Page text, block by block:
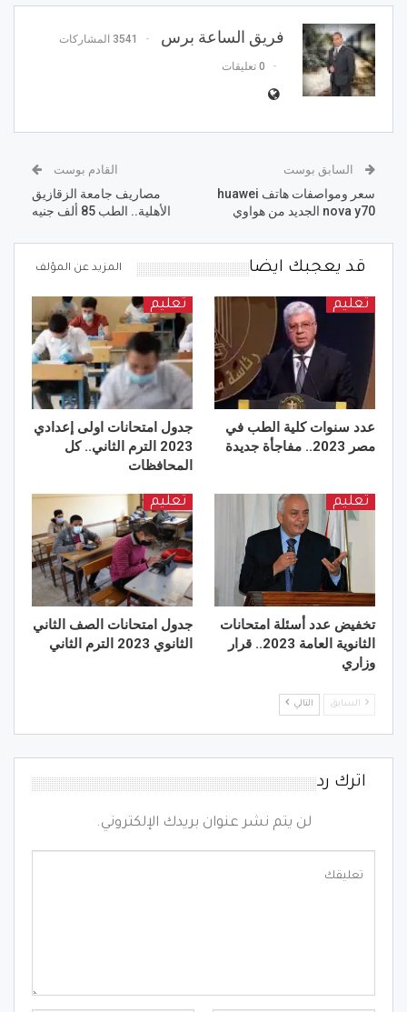
فريق الساعة برس 3541 المشاركات
0 تعليقات
السابق بوست
سعر ومواصفات هاتف huawei
nova y70 الجديد من هواوي
القادم بوست
مصاريف جامعة الزقازيق
الأهلية.. الطب 85 ألف جنيه
قد يعجبك ايضا المزيد عن المؤلف
تعليم
عدد سنوات كلية الطب في
مصر 2023.. مفاجأة جديدة
تعليم
جدول امتحانات اولى إعدادي
2023 الترم الثاني.. كل
المحافظات
تعليم
تخفيض عدد أسئلة امتحانات
الثانوية العامة 2023.. قرار
وزاري
تعليم
جدول امتحانات الصف الثاني
الثانوي 2023 الترم الثاني
السابق التالي
اترك رد
لن يتم نشر عنوان بريدك الإلكتروني.